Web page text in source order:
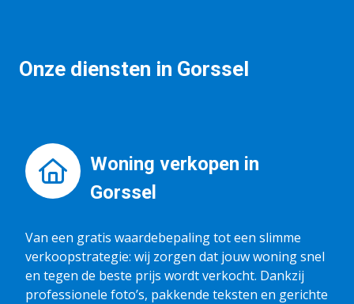
Onze diensten in Gorssel
Woning verkopen in
Gorssel
Van een gratis waardebepaling tot een slimme
verkoopstrategie: wij zorgen dat jouw woning snel
en tegen de beste prijs wordt verkocht. Dankzij
professionele foto’s, pakkende teksten en gerichte